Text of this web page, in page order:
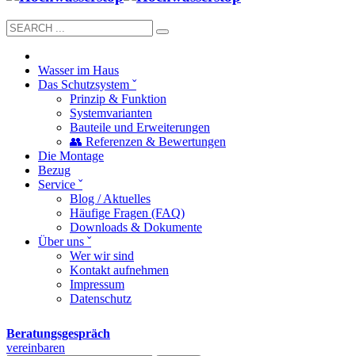
Wasser im Haus
Das Schutzsystem ˇ
Prinzip & Funktion
Systemvarianten
Bauteile und Erweiterungen
👥 Referenzen & Bewertungen
Die Montage
Bezug
Service ˇ
Blog / Aktuelles
Häufige Fragen (FAQ)
Downloads & Dokumente
Über uns ˇ
Wer wir sind
Kontakt aufnehmen
Impressum
Datenschutz
Beratungsgespräch
vereinbaren